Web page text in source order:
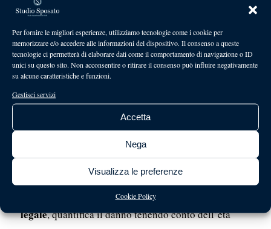
Per fornire le migliori esperienze, utilizziamo tecnologie come i cookie per
memorizzare e/o accedere alle informazioni del dispositivo. Il consenso a queste
tecnologie ci permetterà di elaborare dati come il comportamento di navigazione o ID
unici su questo sito. Non acconsentire o ritirare il consenso può influire negativamente
su alcune caratteristiche e funzioni.
Gestisci servizi
Accetta
Nega
Visualizza le preferenze
Cookie Policy
Per lelesioni di non lieve entità
cento trova oggi applicazione la Tabella Unica
Nazionale prevista dall’articolo 138 del Codice
delle Assicurazioni Private, introdotta per
uniformare il risarcimento su tutto il territorio
nazionale.
In presenza dilesioni lievifino al 9 per cento
continua, invece, a trovare applicazione l’articolo
139 del Codice delle Assicurazioni.
Il giudice, sulla base dellaconsulenza medico-
legale, quantifica il danno tenendo conto dell’età